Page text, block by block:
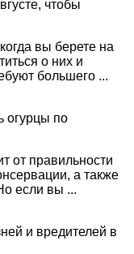
чтобы
вы берете на
о них и
большего ...
огурцы по
от правильности
а также
если вы ...
и вредителей в